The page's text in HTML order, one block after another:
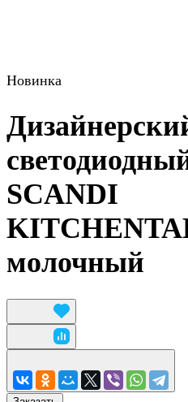
Новинка
SCANDI
молочный